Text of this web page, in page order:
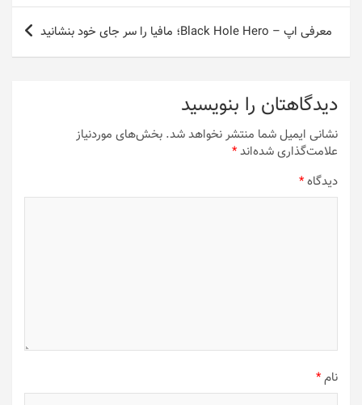
معرفی اپ – Black Hole Hero؛ مافیا را سر جای خود بنشانید
دیدگاهتان را بنویسید
نشانی ایمیل شما منتشر نخواهد شد. بخش‌های موردنیاز
علامت‌گذاری شده‌اند*
دیدگاه*
نام*